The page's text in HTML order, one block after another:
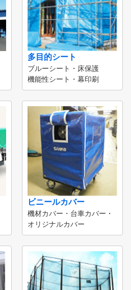
多目的シート
ブルーシート・床保護
機能性シート・幕印刷
ビニールカバー
機材カバー・台車カバー・
オリジナルカバー